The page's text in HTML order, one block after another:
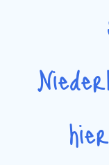
fysieke stimulatie te
houden ze ook van
Niederlaufhund
, is
behoeften van deze
en te spelen.
mensen die
joggen. Bent u